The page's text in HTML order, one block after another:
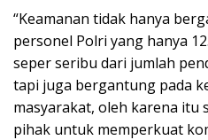
“Keamanan tidak hanya
personel Polri yang hanya
seper seribu dari jumlah
tapi juga bergantung pada
masyarakat, oleh karena itu
pihak untuk memperkuat